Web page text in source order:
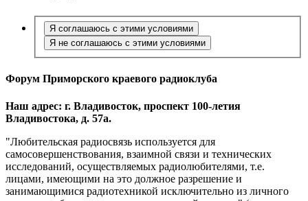
Форум Приморского краевого радиоклуба
Наш адрес: г. Владивосток, проспект 100-летия
Владивостока, д. 57а.
"Любительская радиосвязь используется для
самосовершенствования, взаимной связи и технических
исследований, осуществляемых радиолюбителями, т.е.
лицами, имеющими на это должное разрешение и
занимающимися радиотехникой исключительно из личного